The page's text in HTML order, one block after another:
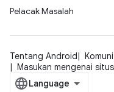
Pelacak Masalah
Tentang Android
Masukan mengenai situs